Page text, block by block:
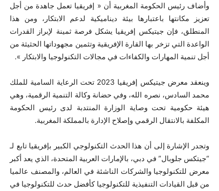
وأضاف رئيس الحكومة المغربية أن « إفريقيا تعمل جاهدة من أجل
تعزيز مكانتها باعتبارها بيئة ديناميكية لدعم الابتكار، ومن هذا
المنطلق، فإن جيتيكس إفريقيا يشكل فرصة ثمينة لإبراز القدرات
الواعدة التي تزخر بها القارة الإفريقية وتثمين مجهوداتها الحثيثة من
أجل تنمية المهارات والكفاءات في مجالات التكنولوجيا والابتكار ».
وينعقد معرض جيتيكس إفريقيا 2023 تحت الرعاية السامية للملك
محمد السادس، نصره الله، وفي حضانة وكالة التنمية الرقمية، وهي
هيئة حكومية تحت وصاية الوزارة المنتدبة لدى رئيس الحكومة
المكلفة بالانتقال الرقمي وإصلاح الإدارة بالمملكة المغربية.
وتجدر الإشارة إلى أن هذا الحدث التكنولوجي الكبير بإفريقيا تابع لـ
“جيتكس جلوبال” في دبي، بالإمارات العربية المتحدة، الذي يعد أكبر
معرض للتكنولوجيا والشركات الناشئة في العالم، والمصنف عالميا
من قبل القيادات التنفيذية للتكنولوجيا كأفضل حدث للتكنولوجيا في